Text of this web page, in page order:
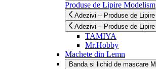
Produse de Lipire Modelism
Adezivi – Produse de
Adezivi – Produse de
TAMIYA
Mr.Hobby
Machete din Lemn
Banda si lichid de mascare